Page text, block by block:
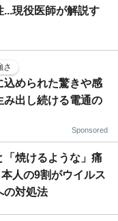
現役医師が解説す
さ
込められた驚きや感
み出し続ける電通の
Sponsored
「焼けるような」痛
人の9割がウイルス
の対処法